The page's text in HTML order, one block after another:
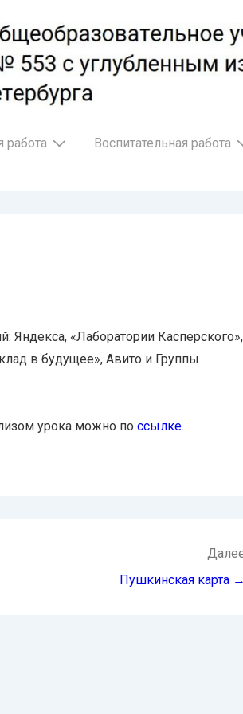
работа Воспитательная работа
Яндекса, «Лаборатории Касперского»,
в будущее», Авито и Группы
урока можно по ссылке.
Пушкинская карта